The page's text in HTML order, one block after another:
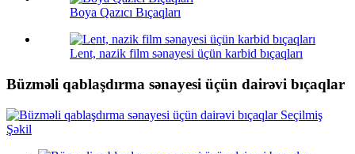
Boya Qazıcı Bıçaqları
Lent, nazik film sənayesi üçün karbid bıçaqları
Büzməli qablaşdırma sənayesi üçün dairəvi bıçaqlar